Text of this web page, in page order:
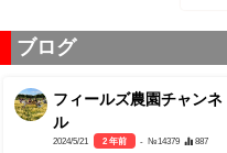
ブログ
フィールズ農園チャンネ
ル
2024/5/21 2 年前 - №14379 887